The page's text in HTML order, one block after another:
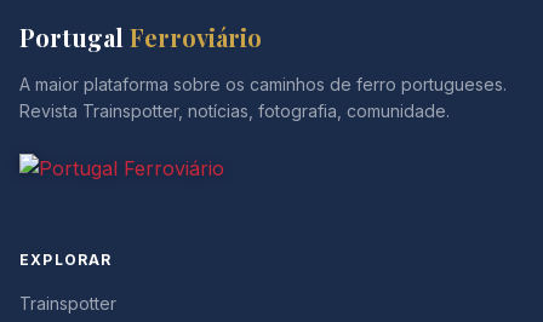
Portugal Ferroviário
A maior plataforma sobre os caminhos de ferro portugueses.
Revista Trainspotter, notícias, fotografia, comunidade.
EXPLORAR
Trainspotter